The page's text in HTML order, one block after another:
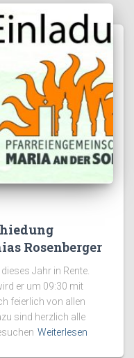
Rosenberger
Jahr in Rente.
er um 09:30 mit
feierlich von allen
sind herzlich alle
Weiterlesen